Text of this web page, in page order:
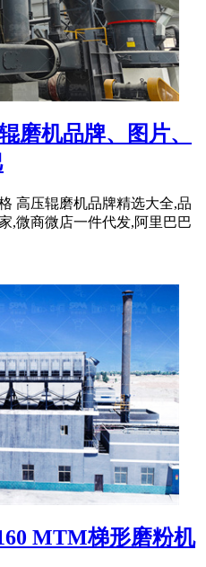
磨机品牌、图片、
高压辊磨机品牌精选大全,品
,微商微店一件代发,阿里巴巴
MTM梯形磨粉机